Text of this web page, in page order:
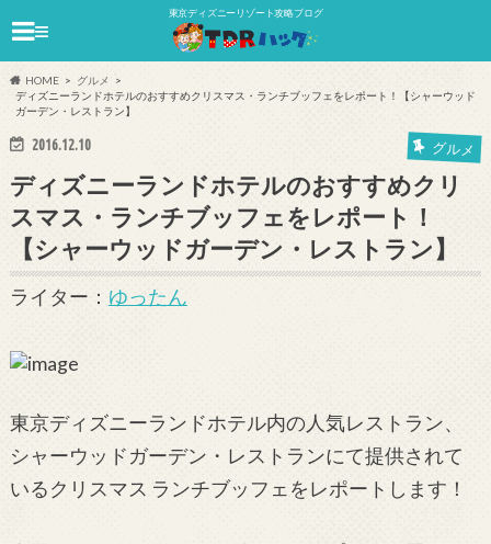
東京ディズニーリゾート攻略ブログ
≡
HOME
グルメ
ディズニーランドホテルのおすすめクリスマス・ランチブッフェをレポート！【シャーウッド
ガーデン・レストラン】
2016.12.10 グルメ
ディズニーランドホテルのおすすめクリ
スマス・ランチブッフェをレポート！
【シャーウッドガーデン・レストラン】
ライター： ゆったん
東京ディズニーランドホテル内の人気レストラン、
シャーウッドガーデン・レストランにて提供されて
いるクリスマス ランチブッフェをレポートします！